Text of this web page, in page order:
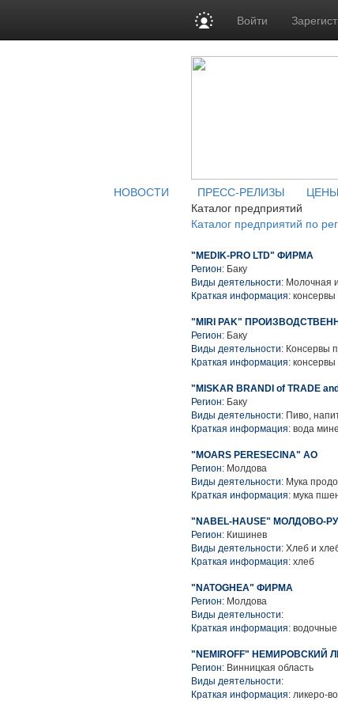
Войти
НОВОСТИ ПРЕСС-РЕЛИЗЫ ЦЕНЫ
Каталог предприятий
Каталог предприятий по
"MEDIK-PRO LTD" ФИРМА
Регион: Баку
Виды деятельности: Молочная
Краткая информация:
"MIRI PAK"
Регион: Баку
Виды деятельности: Консервы
Краткая информация:
"MISKAR BRANDI of TRADE
Регион: Баку
Виды деятельности: Пиво,
Краткая информация: вода
"MOARS PERESECINA" АО
Регион: Молдова
Виды деятельности: Мука
Краткая информация: мука
"NABEL-HAUSE" МОЛДОВО-
Регион: Кишинев
Виды деятельности: Хлеб и
Краткая информация: хлеб
"NATOGHEA" ФИРМА
Регион: Молдова
Виды деятельности:
Краткая информация:
"NEMIROFF"
Регион: Винницкая область
Виды деятельности:
Краткая информация: ликеро-